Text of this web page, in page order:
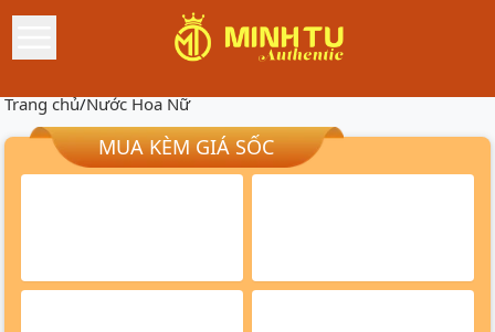
Trang chủ/Nước Hoa Nữ
MUA KÈM GIÁ SỐC